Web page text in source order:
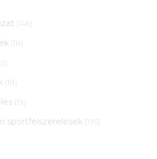
(146)
(18)
(18)
(19)
sportfelszerelések (195)